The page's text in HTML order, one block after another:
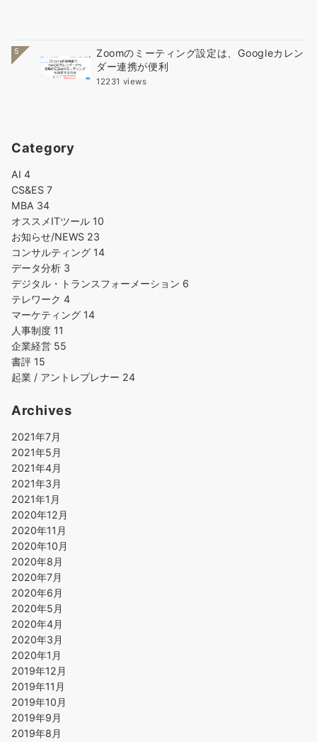
5
Zoomのミーティング設定は、Googleカレン
ダー連携が便利
12231 views
Category
AI 4
CS&ES 7
MBA 34
オススメITツール 10
お知らせ/NEWS 23
コンサルティング 14
データ分析 3
デジタル・トランスフォーメーション 6
テレワーク 4
マーケティング 14
人事制度 11
企業経営 55
書評 15
起業 / アントレプレナー 24
Archives
2021年7月
2021年5月
2021年4月
2021年3月
2021年1月
2020年12月
2020年11月
2020年10月
2020年8月
2020年7月
2020年6月
2020年5月
2020年4月
2020年3月
2020年1月
2019年12月
2019年11月
2019年10月
2019年9月
2019年8月